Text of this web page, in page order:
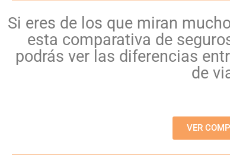
Si eres de los que miran
esta comparativa de
podrás ver las diferencias
de
VER